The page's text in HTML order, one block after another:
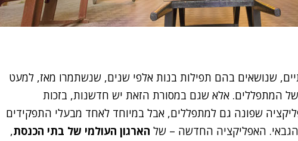
שנושאים בהם תפילות בנות אלפי שנים, שנשתמרו מאז, למעט
של המתפללים. אלא שגם במסורת הזאת יש חדשנות, בזכות
שפונה גם למתפללים, אבל במיוחד לאחד מבעלי התפקידים
האפליקציה החדשה – של הארגון העולמי של בתי הכנסת,